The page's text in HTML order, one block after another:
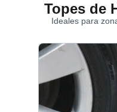
Topes de
Ideales para